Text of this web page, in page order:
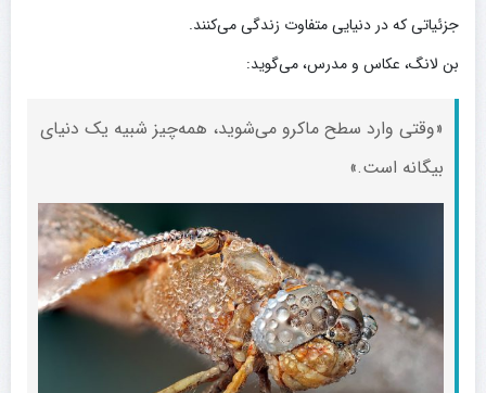
جزئیاتی که در دنیایی متفاوت زندگی می‌کنند.
بن لانگ، عکاس و مدرس، می‌گوید:
«وقتی وارد سطح ماکرو می‌شوید، همه‌چیز شبیه یک دنیای
بیگانه است.»